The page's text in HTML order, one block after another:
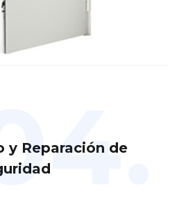
y Reparación de